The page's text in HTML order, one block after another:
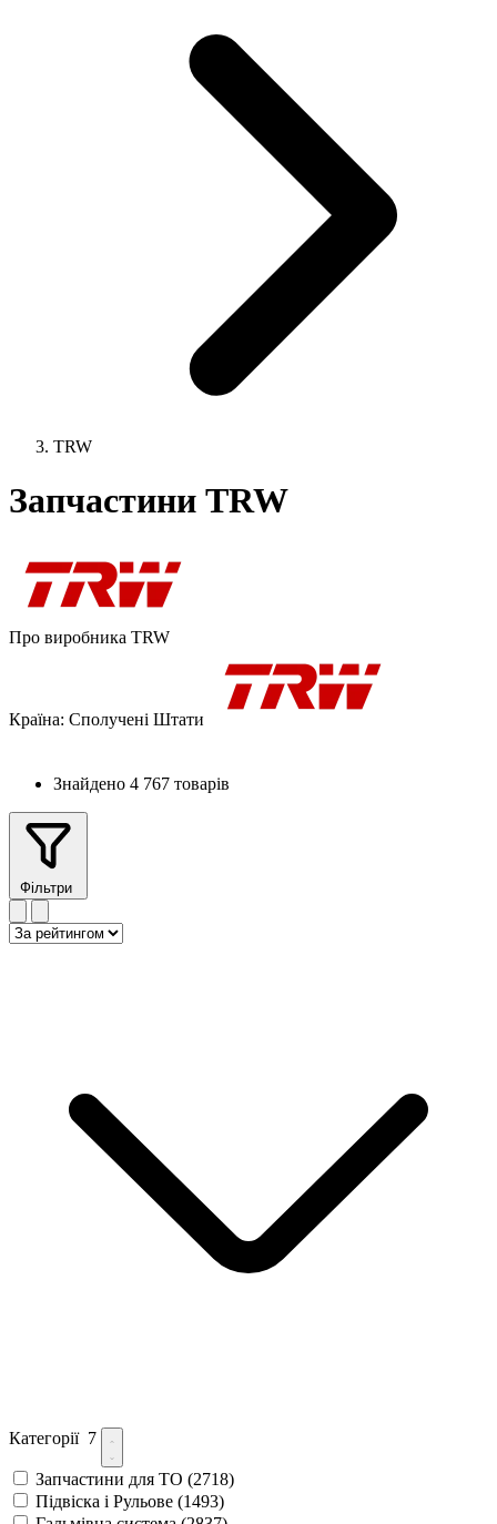
TRW
Запчастини TRW
Про виробника TRW
Країна: Сполучені Штати
Знайдено 4 767 товарів
Фільтри
Категорії 7
Запчастини для ТО (2718)
Підвіска і Рульове (1493)